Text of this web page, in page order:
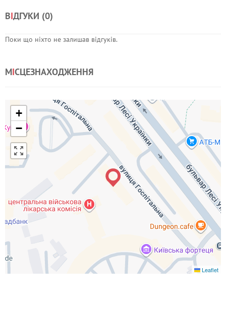
ВІДГУКИ (0)
Поки що ніхто не залишав відгуків.
МІСЦЕЗНАХОДЖЕННЯ
+
−
Leaflet